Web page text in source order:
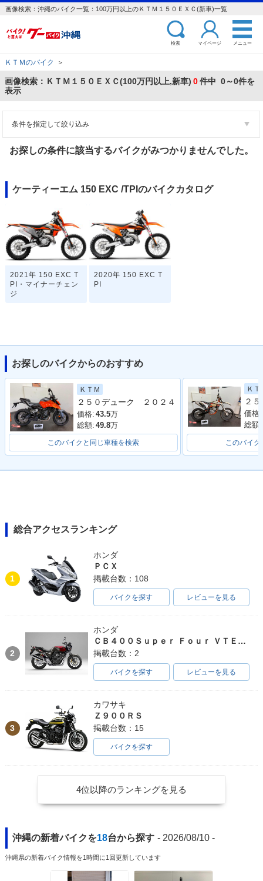
画像検索：沖縄のバイク一覧：100万円以上のＫＴＭ１５０ＥＸＣ(新車)一覧
検索 マイページ メニュー
ＫＴＭのバイク ＞
画像検索：ＫＴＭ１５０ＥＸＣ(100万円以上,新車) 0件中 0～0件を
表示
条件を指定して絞り込み
お探しの条件に該当するバイクがみつかりませんでした。
ケーティーエム 150 EXC /TPIのバイクカタログ
2021年 150 EXC T
PI・マイナーチェン
ジ
2020年 150 EXC T
PI
お探しのバイクからのおすすめ
ＫＴＭ
２５０デューク ２０２４
価格: 43.5万
総額: 49.8万
このバイクと同じ車種を検索
ＫＴ
価格:
総額:
このバイク
総合アクセスランキング
1
ホンダ
ＰＣＸ
掲載台数：108
バイクを探す レビューを見る
2
ホンダ
ＣＢ４００Ｓｕｐｅｒ Ｆｏｕｒ ＶＴＥＣ ＳＰＥＣ３
掲載台数：2
バイクを探す レビューを見る
3
カワサキ
Ｚ９００ＲＳ
掲載台数：15
バイクを探す
4位以降のランキングを見る
沖縄の新着バイクを18台から探す - 2026/08/10 -
沖縄県の新着バイク情報を1時間に1回更新しています